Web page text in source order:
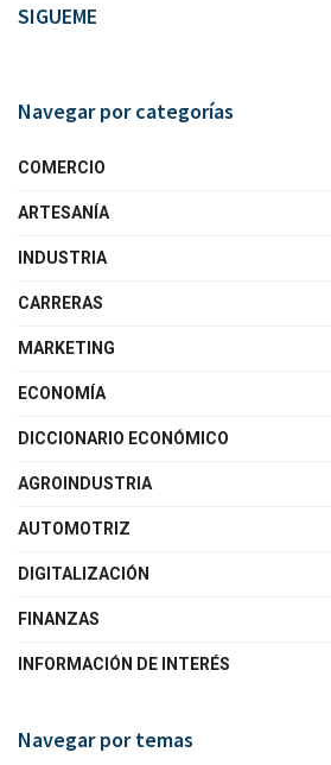
SIGUEME
Navegar por categorías
COMERCIO
ARTESANÍA
INDUSTRIA
CARRERAS
MARKETING
ECONOMÍA
DICCIONARIO ECONÓMICO
AGROINDUSTRIA
AUTOMOTRIZ
DIGITALIZACIÓN
FINANZAS
INFORMACIÓN DE INTERÉS
Navegar por temas